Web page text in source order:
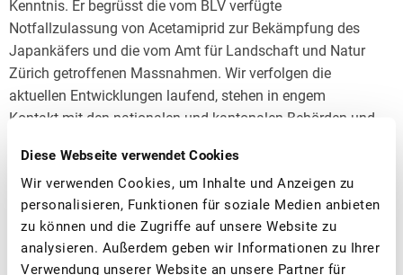
Diese Webseite verwendet Cookies
Wir verwenden Cookies, um Inhalte und Anzeigen zu
personalisieren, Funktionen für soziale Medien anbieten
zu können und die Zugriffe auf unsere Website zu
analysieren. Außerdem geben wir Informationen zu Ihrer
Verwendung unserer Website an unsere Partner für
Kenntnis. Er begrüsst die vom BLV verfügte
Notfallzulassung von Acetamiprid zur Bekämpfung des
Japankäfers und die vom Amt für Landschaft und Natur
Zürich getroffenen Massnahmen. Wir verfolgen die
aktuellen Entwicklungen laufend, stehen in engem
Kontakt mit den nationalen und kantonalen Behörden und
Entschärfung der Situation beitragen. Wir werden Sie
laufend über die aktuellen Entwicklungen auf dem
Laufenden halten.
Haben Sie Fragen? Weitere